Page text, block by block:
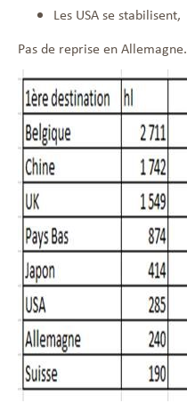
Les USA se stabilisent,
Pas de reprise en Allemagne.